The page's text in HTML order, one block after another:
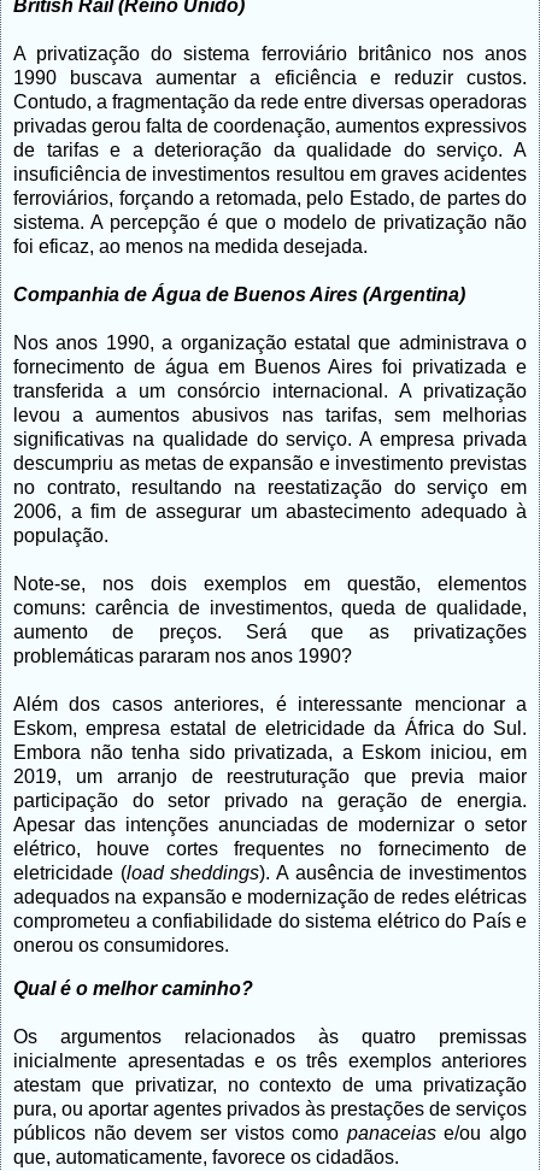
British Rail (Reino Unido)
A privatização do sistema ferroviário britânico nos anos
1990 buscava aumentar a eficiência e reduzir custos.
Contudo, a fragmentação da rede entre diversas operadoras
privadas gerou falta de coordenação, aumentos expressivos
de tarifas e a deterioração da qualidade do serviço. A
insuficiência de investimentos resultou em graves acidentes
ferroviários, forçando a retomada, pelo Estado, de partes do
sistema. A percepção é que o modelo de privatização não
foi eficaz, ao menos na medida desejada.
Companhia de Água de Buenos Aires (Argentina)
Nos anos 1990, a organização estatal que administrava o
fornecimento de água em Buenos Aires foi privatizada e
transferida a um consórcio internacional. A privatização
levou a aumentos abusivos nas tarifas, sem melhorias
significativas na qualidade do serviço. A empresa privada
descumpriu as metas de expansão e investimento previstas
no contrato, resultando na reestatização do serviço em
2006, a fim de assegurar um abastecimento adequado à
população.
Note-se, nos dois exemplos em questão, elementos
comuns: carência de investimentos, queda de qualidade,
aumento de preços. Será que as privatizações
problemáticas pararam nos anos 1990?
Além dos casos anteriores, é interessante mencionar a
Eskom, empresa estatal de eletricidade da África do Sul.
Embora não tenha sido privatizada, a Eskom iniciou, em
2019, um arranjo de reestruturação que previa maior
participação do setor privado na geração de energia.
Apesar das intenções anunciadas de modernizar o setor
elétrico, houve cortes frequentes no fornecimento de
eletricidade (load sheddings). A ausência de investimentos
adequados na expansão e modernização de redes elétricas
comprometeu a confiabilidade do sistema elétrico do País e
onerou os consumidores.
Qual é o melhor caminho?
Os argumentos relacionados às quatro premissas
inicialmente apresentadas e os três exemplos anteriores
atestam que privatizar, no contexto de uma privatização
pura, ou aportar agentes privados às prestações de serviços
públicos não devem ser vistos como panaceiase/ou algo
que, automaticamente, favorece os cidadãos.